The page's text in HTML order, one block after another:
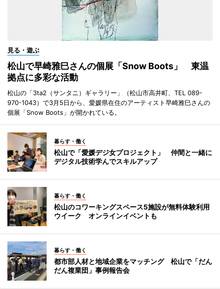
見る・遊ぶ
松山で早崎雅巳さんの個展「Snow Boots」 東温
拠点に多彩な活動
松山の「3ta2（サンタニ）ギャラリー」（松山市高井町、TEL 089-
970-1043）で3月5日から、愛媛県在住のアーティスト早崎雅巳さんの
個展「Snow Boots」が開かれている。
暮らす・働く
松山で「愛媛デジ女プロジェクト」 仲間と一緒に
デジタル技術学んでスキルアップ
暮らす・働く
松山のコワーキングスペース5施設が無料体験利用
ウイーク オンラインイベントも
暮らす・働く
都市部人材と地域企業をマッチング 松山で「だん
だん複業団」事例報告会